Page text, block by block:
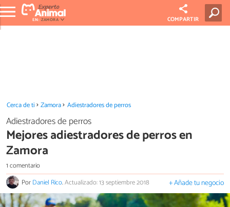
EN: ZAMORA COMPARTIR
Cerca de ti Zamora Adiestradores de perros
Adiestradores de perros
Mejores adiestradores de perros en
Zamora
1 comentario
PorDaniel Rico.Actualizado: 13 septiembre 2018 + Añade tu negocio